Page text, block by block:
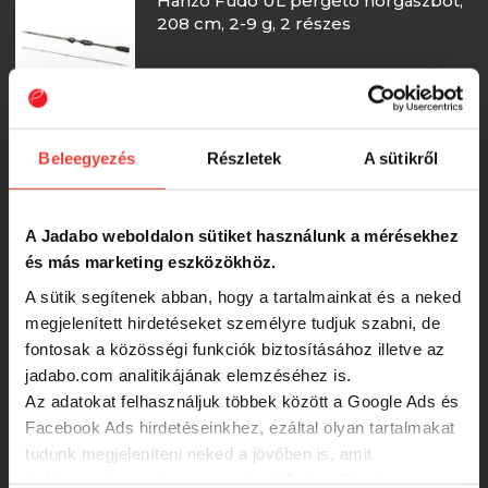
Beleegyezés Részletek A sütikről
A Jadabo weboldalon sütiket használunk a mérésekhez
és más marketing eszközökhöz.
A sütik segítenek abban, hogy a tartalmainkat és a neked
megjelenített hirdetéseket személyre tudjuk szabni, de
fontosak a közösségi funkciók biztosításához illetve az
jadabo.com analitikájának elemzéséhez is.
Az adatokat felhasználjuk többek között a Google Ads és
Facebook Ads hirdetéseinkhez, ezáltal olyan tartalmakat
tudunk megjeleníteni neked a jövőben is, amit
208 cm, 2-9 g, 2 részes
Hanzo Budo Spin pergető
11 540 Ft
Hanzo Budo Spin pergető
horgászbot, 210 cm, 3-12 g, 2 részes
9 560 Ft
Silstar Rc5 Japan Spin Light 2,15m 5-
20g